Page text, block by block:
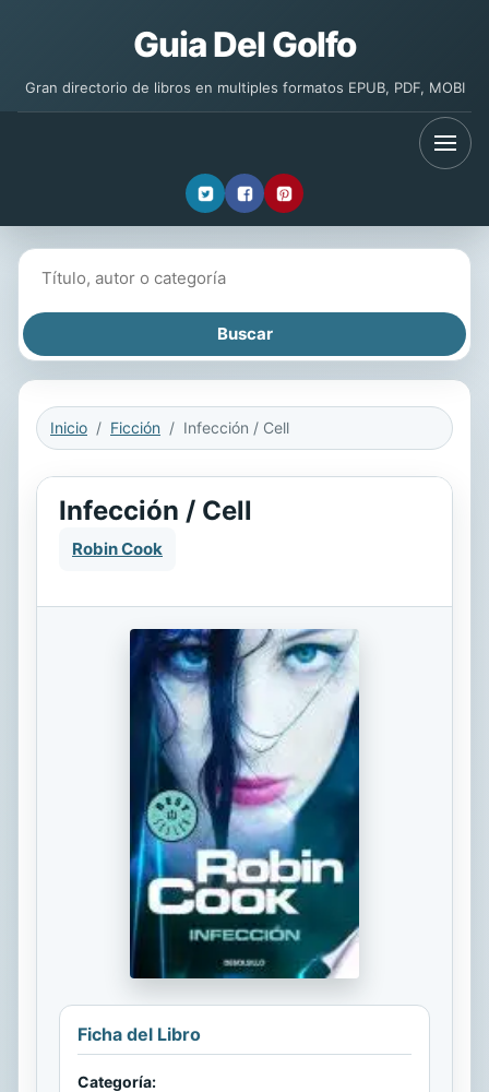
Guia Del Golfo
Gran directorio de libros en multiples formatos EPUB, PDF, MOBI
Inicio Ficción Infección / Cell
Infección / Cell
Robin Cook
Ficha del Libro
Categoría: